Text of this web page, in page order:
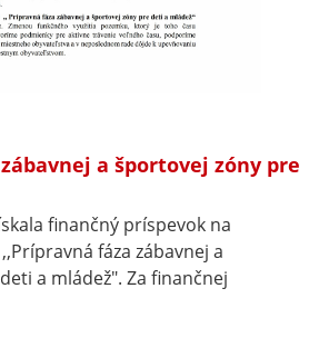
a športovej zóny pre
finančný príspevok na
fáza zábavnej a
a mládež". Za finančnej